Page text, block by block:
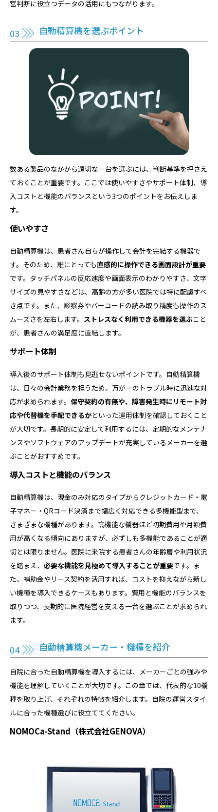
営判断に役立つデータの活用にもつながります。
自動精算機を選ぶポイント
数ある製品のなかから適切な一台を選ぶには、判断基準を押さえ
ておくことが重要です。ここでは使いやすさやサポート体制、導
入コストと機能のバランスという3つのポイントをお伝えしま
す。
使いやすさ
自動精算機は、患者さん自らが操作して会計を完結する機器で
す。そのため、誰にとっても直感的に操作できる画面設計が重要
です。タッチパネルの反応速度や画面表示のわかりやすさ、文字
サイズの見やすさなどは、高齢の方が多い医院では特に配慮すべ
き点です。また、診察券やバーコードの読み取り精度も操作のス
ムーズさを左右します。 ストレスなく利用できる機器を選ぶこと
が、患者さんの満足度に直結します。
サポート体制
導入後のサポート体制も見逃せないポイントです。自動精算機
は、日々の会計業務を担うため、万が一のトラブル時に迅速な対
応が求められます。 保守契約の有無や、障害発生時にリモート対
応や代替機を手配できるかといった運用体制を確認しておくこと
が大切です。長期的に安定して利用するには、定期的なメンテナ
ンスやソフトウェアのアップデートが充実しているメーカーを選
ぶことがおすすめです。
導入コストと機能のバランス
自動精算機は、現金のみ対応のタイプからクレジットカード・電
子マネー・QRコード決済まで幅広く対応できる多機能型まで、
さまざまな機種があります。高機能な機器ほど初期費用や月額費
用が高くなる傾向にありますが、必ずしも多機能であることが適
切とは限りません。医院に来院する患者さんの年齢層や利用状況
を踏まえ、 必要な機能を見極めて導入することが重要です。ま
た、補助金やリース契約を活用すれば、コストを抑えながら新し
い機種を導入できるケースもあります。費用と機能のバランスを
取りつつ、長期的に医院経営を支える一台を選ぶことが求められ
ます。
自動精算機メーカー・機種を紹介
自院に合った自動精算機を導入するには、メーカーごとの強みや
機能を理解していくことが大切です。この章では、代表的な10機
種を取り上げ、それぞれの特徴を紹介します。自院の運営スタイ
ルに合った機種選びに役立ててください。
NOMOCa-Stand（株式会社GENOVA）